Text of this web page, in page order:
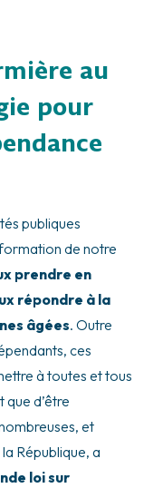
au
pour
publiques
de notre
prendre en
répondre à la
âgées. Outre
ces
à toutes et tous
d’être
et
République, a
loi sur